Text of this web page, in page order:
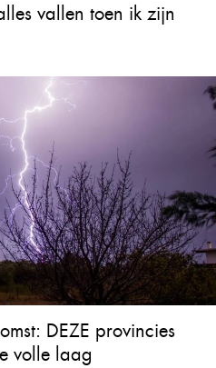
vallen toen ik zijn
DEZE provincies
volle laag